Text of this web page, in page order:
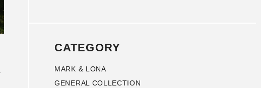
CATEGORY
MARK & LONA
GENERAL COLLECTION